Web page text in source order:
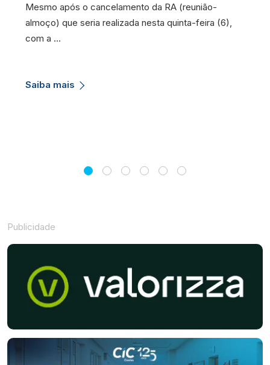
Mesmo após o cancelamento da RA (reunião-
almoço) que seria realizada nesta quinta-feira (6),
com a …
Saiba mais
Publicidade